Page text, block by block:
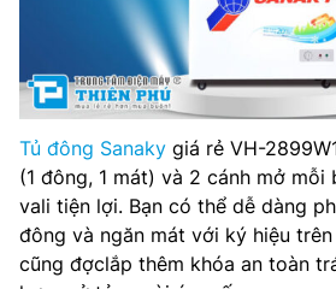
Xuất xứ: Chính hãng
Bảo hành: 24 Tháng
Kích thước tủ (RxSxC): 1080 x 620
Tủ đông Sanaky giá rẻ VH-
(1 đông, 1 mát) và 2 cánh mở mỗi
vali tiện lợi. Bạn có thể dễ dàng
đông và ngăn mát với ký hiệu
cũng đợclắp thêm khóa an toàn